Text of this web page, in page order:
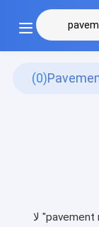
(0)
بحثك "1 24 pavement marking retroreflectometer" لا